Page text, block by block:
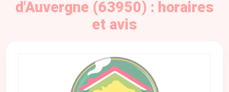
HIGH-TECH
A VOTRE SERVICE
BIO & ENVIRONNEMENT
d'Auvergne (63950) : horaires
et avis